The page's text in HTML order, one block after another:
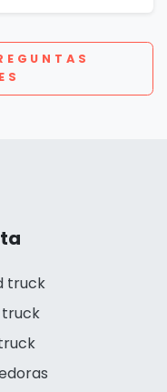
truck
truck